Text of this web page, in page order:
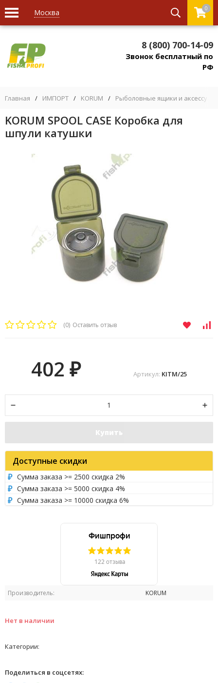
Москва 0
8 (800) 700-14-09
Звонок бесплатный по
РФ
Главная / ИМПОРТ / KORUM / Рыболовные ящики и
KORUM SPOOL CASE Коробка для
шпули катушки
(0) Оставить отзыв
Производитель: KORUM
Нет в наличии
Артикул: KITM/25
402 ₽
Купить
Доступные скидки
Сумма заказа >= 2500 скидка 2%
Сумма заказа >= 5000 скидка 4%
Сумма заказа >= 10000 скидка 6%
Категории:
Поделиться в соцсетях: